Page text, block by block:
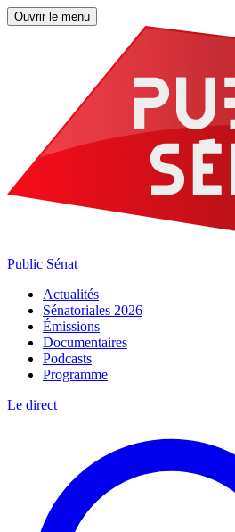
Ouvrir le menu
Public Sénat
Actualités
Sénatoriales 2026
Émissions
Documentaires
Podcasts
Programme
Le direct